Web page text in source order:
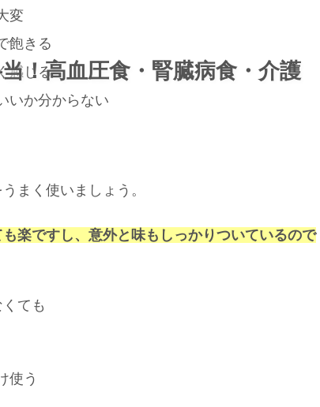
！高血圧食・腎臓病食・介護
変
飽きる
感じる
いか分からない
まく使いましょう。
楽ですし、意外と味もしっかりついているので
ても
使う